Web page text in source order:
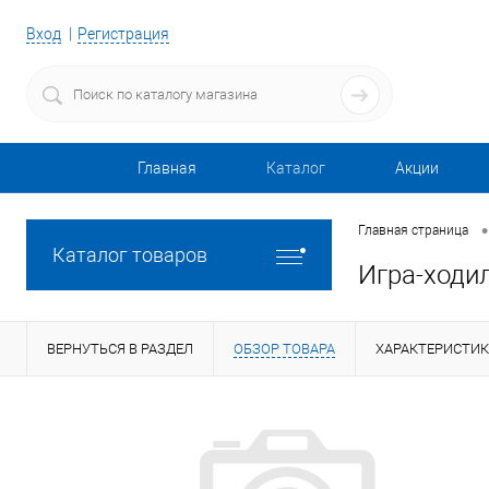
Вход Регистрация
Главная Каталог Акции
Каталог товаров
Главная страница •
Игра-
ВЕРНУТЬСЯ В РАЗДЕЛ ОБЗОР ТОВАРА